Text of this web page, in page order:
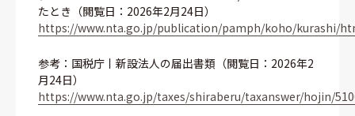
たとき（閲覧日：2026年2月24日）
https://www.nta.go.jp/publication/pamph/koho/kurashi/
参考：国税庁丨新設法人の届出書類（閲覧日：2026年2
月24日）
https://www.nta.go.jp/taxes/shiraberu/taxanswer/hojin/